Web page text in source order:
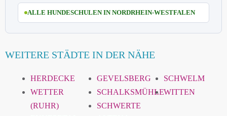
ALLE HUNDESCHULEN IN NORDRHEIN-WESTFALEN
WEITERE STÄDTE IN DER NÄHE
HERDECKE
WETTER
(RUHR)
GEVELSBERG
SCHALKSMÜHLE
SCHWERTE
SCHWELM
WITTEN